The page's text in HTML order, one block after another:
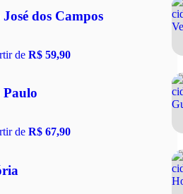
José dos Campos
de R$ 59,90
Paulo
de R$ 67,90